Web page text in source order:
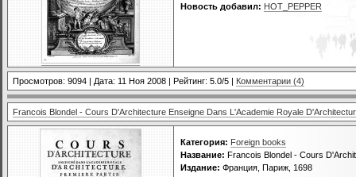
Новость добавил: HOT_PEPPER
Просмотров: 9094 | Дата: 11 Ноя 2008 | Рейтинг: 5.0/5 | Комментарии (4)
Francois Blondel - Cours D'Architecture Enseigne Dans L'Academie Royale
Категория: Foreign books
Название: Francois Blondel - Cours
Издание: Франция, Париж, 1698